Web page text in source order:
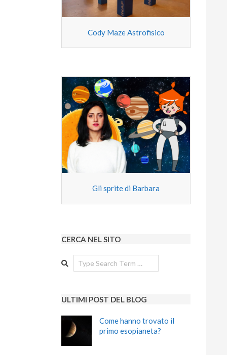
Cody Maze Astrofisico
Gli sprite di Barbara
CERCA NEL SITO
Search
ULTIMI POST DEL BLOG
Come hanno trovato il
primo esopianeta?